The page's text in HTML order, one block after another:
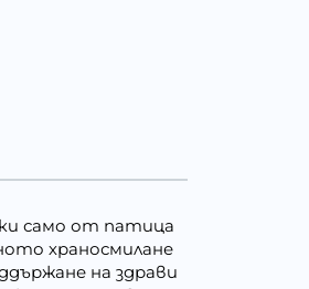
само от патица
храносмилане
на здрави